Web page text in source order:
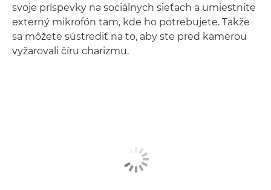
svoje príspevky na sociálnych sieťach a umiestnite
externý mikrofón tam, kde ho potrebujete. Takže
sa môžete sústrediť na to, aby ste pred kamerou
vyžarovali číru charizmu.